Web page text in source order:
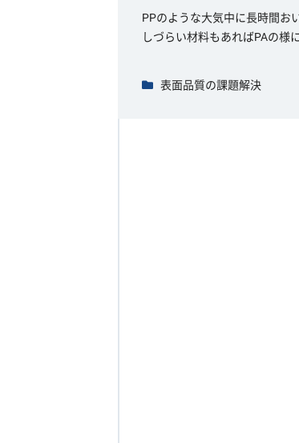
PPのような大気中に長時間お
しづらい材料もあればPAの様
表面品質の課題解決